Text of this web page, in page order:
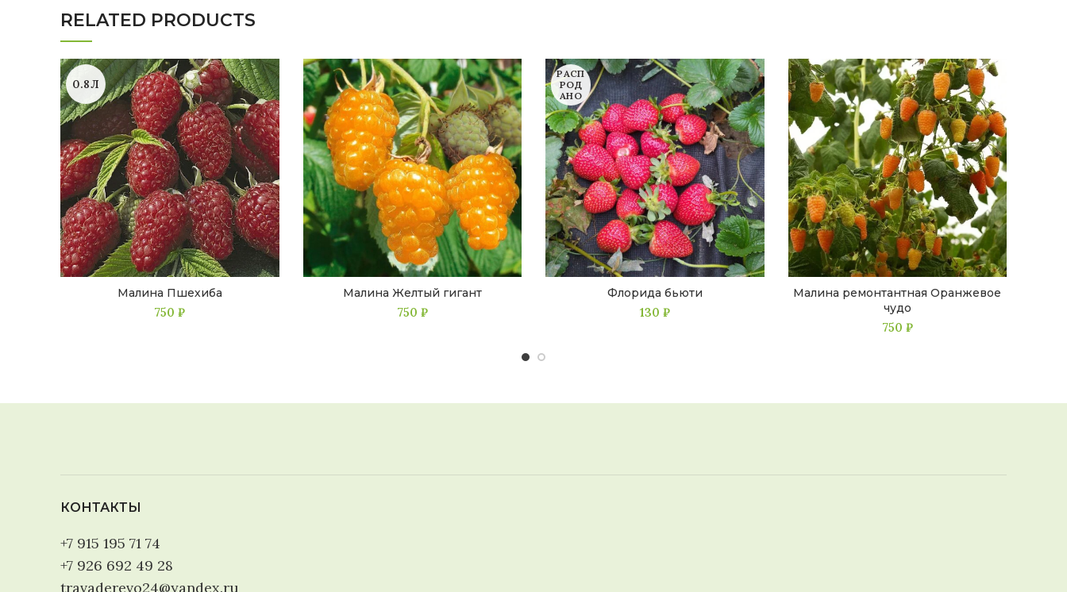
RELATED PRODUCTS
0.8Л
Малина Пшехиба
750₽
Малина Желтый гигант
750 ₽
РАСП
РОД
АНО
Флорида бьюти
130 ₽
Малина ремонтантная Оранжевое
чудо
750 ₽
КОНТАКТЫ
+7 915 195 71 74
+7 926 692 49 28
travaderevo24@yandex.ru